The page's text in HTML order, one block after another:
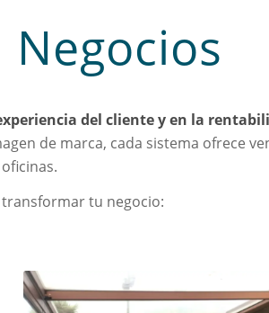
del cliente y en la
de marca, cada sistema ofrece
tu negocio: